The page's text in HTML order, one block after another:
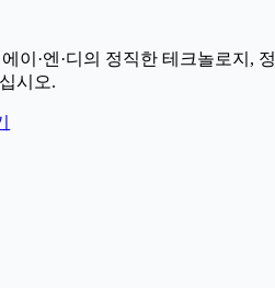
이·엔·디의 정직한 테크놀로지, 정
시오.